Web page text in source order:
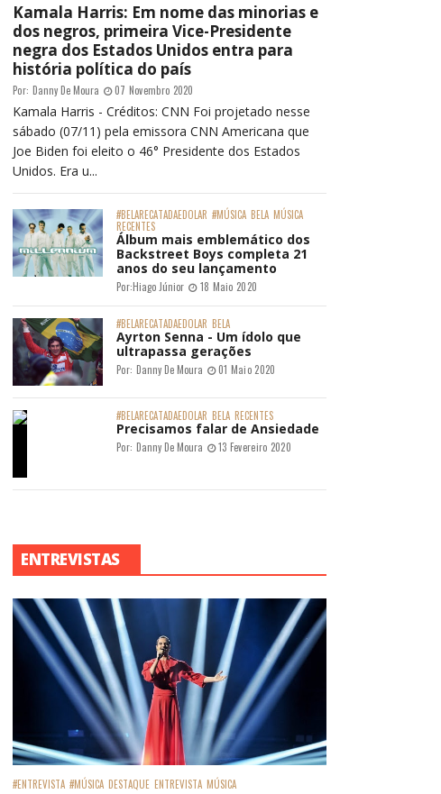
Kamala Harris: Em nome das minorias e
dos negros, primeira Vice-Presidente
negra dos Estados Unidos entra para
história política do país
Por: Danny De Moura 07 Novembro 2020
Kamala Harris - Créditos: CNN Foi projetado nesse
sábado (07/11) pela emissora CNN Americana que
Joe Biden foi eleito o 46° Presidente dos Estados
Unidos. Era u...
#BELARECATADAEDOLAR #MÚSICA BELA MÚSICA
RECENTES
Álbum mais emblemático dos
Backstreet Boys completa 21
anos do seu lançamento
Por:Hiago Júnior 18 Maio 2020
#BELARECATADAEDOLAR BELA
Ayrton Senna - Um ídolo que
ultrapassa gerações
Por: Danny De Moura 01 Maio 2020
#BELARECATADAEDOLAR BELA RECENTES
Precisamos falar de Ansiedade
Por: Danny De Moura 13 Fevereiro 2020
ENTREVISTAS
#ENTREVISTA #MÚSICA DESTAQUE ENTREVISTA MÚSICA